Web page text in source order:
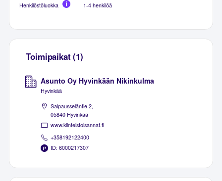
Henkilöstöluokka
1-4 henkilöä
Toimipaikat (1)
Asunto Oy Hyvinkään Nikinkulma
Hyvinkää
Salpausseläntie 2,
05840 Hyvinkää
www.kiinteistoisannat.fi
+358192122400
ID: 6000217307